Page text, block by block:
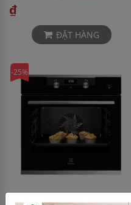
₫
ĐẶT HÀNG
-25%